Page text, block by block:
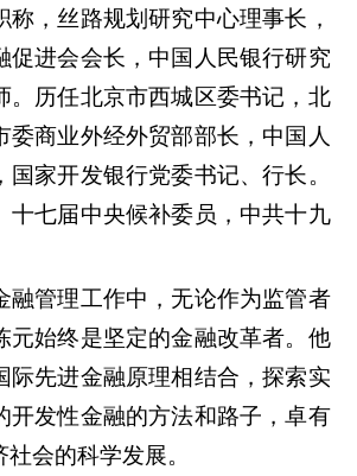
称，丝路规划研究中心理事长，
促进会会长，中国人民银行研究
。历任北京市西城区委书记，北
委商业外经外贸部部长，中国人
国家开发银行党委书记、行长。
十七届中央候补委员，中共十九
管理工作中，无论作为监管者
元始终是坚定的金融改革者。他
际先进金融原理相结合，探索实
开发性金融的方法和路子，卓有
会的科学发展。